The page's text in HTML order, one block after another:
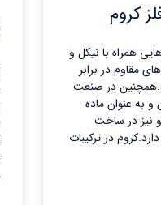
کروم
همراه با نیکل و
مقاوم در برابر
در صنعت
به عنوان ماده
نیز در ساخت
در ترکیبات